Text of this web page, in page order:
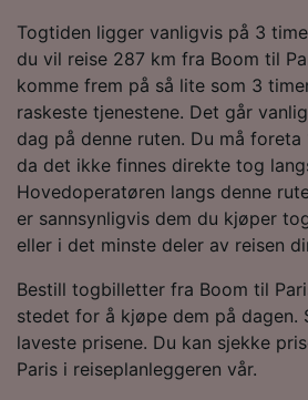
Togtiden ligger vanligvis på 3
du vil reise 287 km fra Boom til
komme frem på så lite som 3
raskeste tjenestene. Det går
dag på denne ruten. Du må foreta
da det ikke finnes direkte tog
Hovedoperatøren langs denne
er sannsynligvis dem du kjøper
eller i det minste deler av reisen
Bestill togbilletter fra Boom til
stedet for å kjøpe dem på dagen.
laveste prisene. Du kan sjekke
Paris i reiseplanleggeren vår.